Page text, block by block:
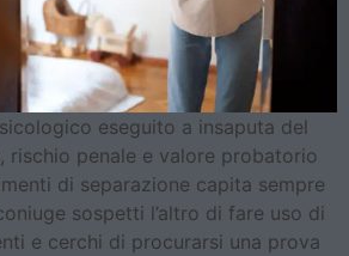
eseguito a insaputa del
rischio penale e valore probatorio
di separazione capita sempre
sospetti l’altro di fare uso di
e cerchi di procurarsi una prova